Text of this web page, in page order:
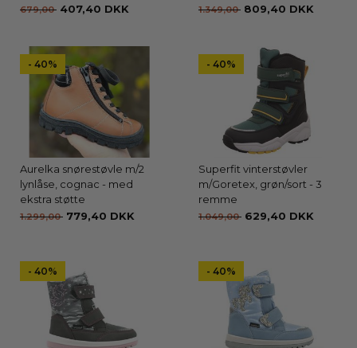
679,00 407,40 DKK 1.349,00 809,40 DKK
- 40%
Aurelka snørestøvle m/2
lynlåse, cognac - med
ekstra støtte
1.299,00 779,40 DKK
- 40%
Superfit vinterstøvler
m/Goretex, grøn/sort - 3
remme
1.049,00 629,40 DKK
- 40% - 40%